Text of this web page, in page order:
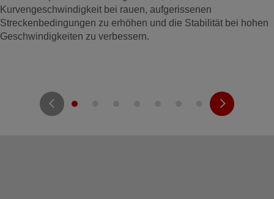
Kurvengeschwindigkeit bei rauen, aufgerissenen
Streckenbedingungen zu erhöhen und die Stabilität bei hohen
Geschwindigkeiten zu verbessern.